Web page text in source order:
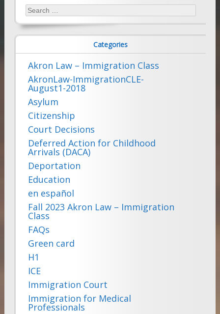
Search
for:
Categories
Akron Law – Immigration Class
AkronLaw-ImmigrationCLE-
August1-2018
Asylum
Citizenship
Court Decisions
Deferred Action for Childhood
Arrivals (DACA)
Deportation
Education
en español
Fall 2023 Akron Law – Immigration
Class
FAQs
Green card
H1
ICE
Immigration Court
Immigration for Medical
Professionals